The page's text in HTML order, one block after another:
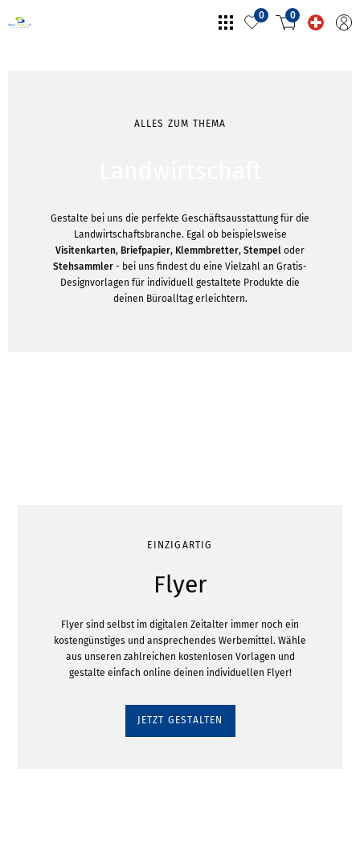
0 0
ALLES ZUM THEMA
Gestalte bei uns die perfekte Geschäftsausstattung für die
Landwirtschaftsbranche. Egal ob beispielsweise
Visitenkarten, Briefpapier, Klemmbretter, Stempel oder
Stehsammler - bei uns findest du eine Vielzahl an Gratis-
Designvorlagen für individuell gestaltete Produkte die
deinen Büroalltag erleichtern.
EINZIGARTIG
Flyer
Flyer sind selbst im digitalen Zeitalter immer noch ein
kostengünstiges und ansprechendes Werbemittel. Wähle
aus unseren zahlreichen kostenlosen Vorlagen und
gestalte einfach online deinen individuellen Flyer!
JETZT GESTALTEN